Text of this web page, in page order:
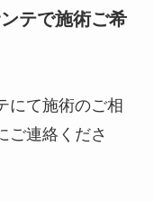
テで施術ご希
にて施術のご相
ご連絡くださ